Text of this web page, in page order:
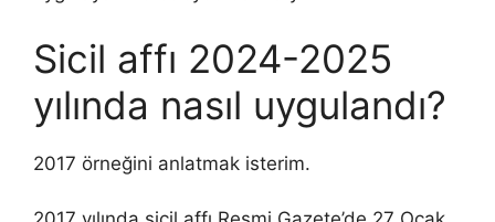
Sicil affı 2024-2025
yılında nasıl uygulandı?
2017 örneğini anlatmak isterim.